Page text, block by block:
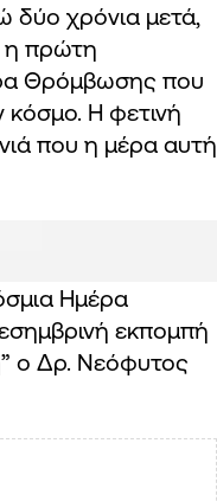
δύο χρόνια μετά,
η πρώτη
Θρόμβωσης που
κόσμο. Η φετινή
που η μέρα αυτή
Ημέρα
εκπομπή
ο Δρ. Νεόφυτος